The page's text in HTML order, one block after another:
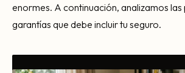
enormes. A continuación, analizamos las
garantías que debe incluir tu seguro.